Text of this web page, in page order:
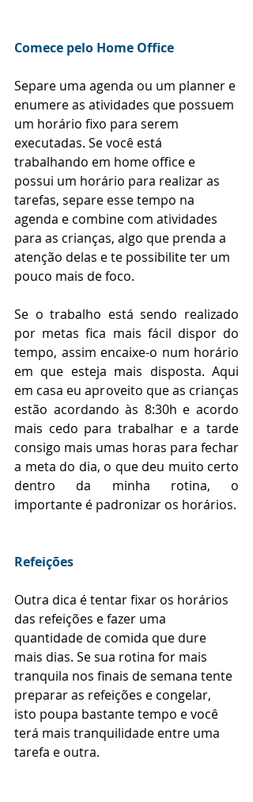
Comece pelo Home Office
Separe uma agenda ou um planner e
enumere as atividades que possuem
um horário fixo para serem
executadas. Se você está
trabalhando em home office e
possui um horário para realizar as
tarefas, separe esse tempo na
agenda e combine com atividades
para as crianças, algo que prenda a
atenção delas e te possibilite ter um
pouco mais de foco.
Se o trabalho está sendo realizado
por metas fica mais fácil dispor do
tempo, assim encaixe-o num horário
em que esteja mais disposta. Aqui
em casa eu aproveito que as crianças
estão acordando às 8:30h e acordo
mais cedo para trabalhar e a tarde
consigo mais umas horas para fechar
a meta do dia, o que deu muito certo
dentro da minha rotina, o
importante é padronizar os horários.
Refeições
Outra dica é tentar fixar os horários
das refeições e fazer uma
quantidade de comida que dure
mais dias. Se sua rotina for mais
tranquila nos finais de semana tente
preparar as refeições e congelar,
isto poupa bastante tempo e você
terá mais tranquilidade entre uma
tarefa e outra.